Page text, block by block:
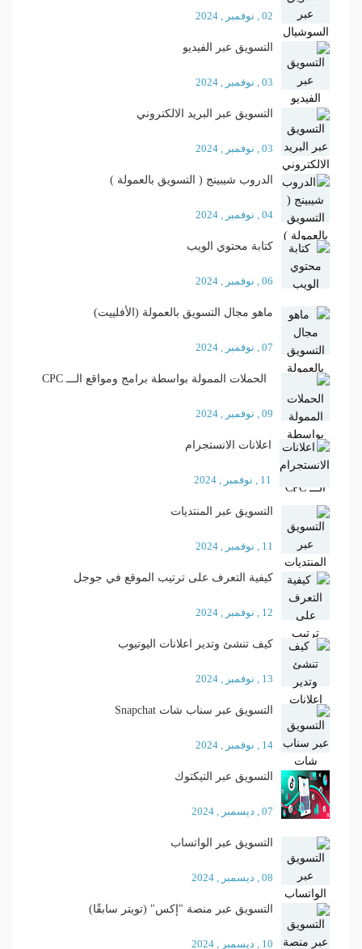
02 , نوفمبر , 2024
التسويق عبر الفيديو
03 , نوفمبر , 2024
التسويق عبر البريد الالكتروني
03 , نوفمبر , 2024
الدروب شيبينج ( التسويق بالعمولة )
04 , نوفمبر , 2024
كتابة محتوي الويب
06 , نوفمبر , 2024
ماهو مجال التسويق بالعمولة (الأفلييت)
07 , نوفمبر , 2024
الحملات الممولة بواسطة برامج ومواقع الـــ CPC
09 , نوفمبر , 2024
اعلانات الانستجرام
11 , نوفمبر , 2024
التسويق عبر المنتديات
11 , نوفمبر , 2024
كيفية التعرف على ترتيب الموقع في جوجل
12 , نوفمبر , 2024
كيف تنشئ وتدير اعلانات اليوتيوب
13 , نوفمبر , 2024
التسويق عبر سناب شات Snapchat
14 , نوفمبر , 2024
التسويق عبر التيكتوك
07 , ديسمبر , 2024
التسويق عبر الواتساب
08 , ديسمبر , 2024
التسويق عبر منصة "إكس" (تويتر سابقًا)
10 , ديسمبر , 2024